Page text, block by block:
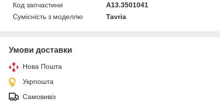
Код запчастини
А13.3501041
Сумісність з моделлю
Tavria
Умови доставки
Нова Пошта
Укрпошта
Самовивіз